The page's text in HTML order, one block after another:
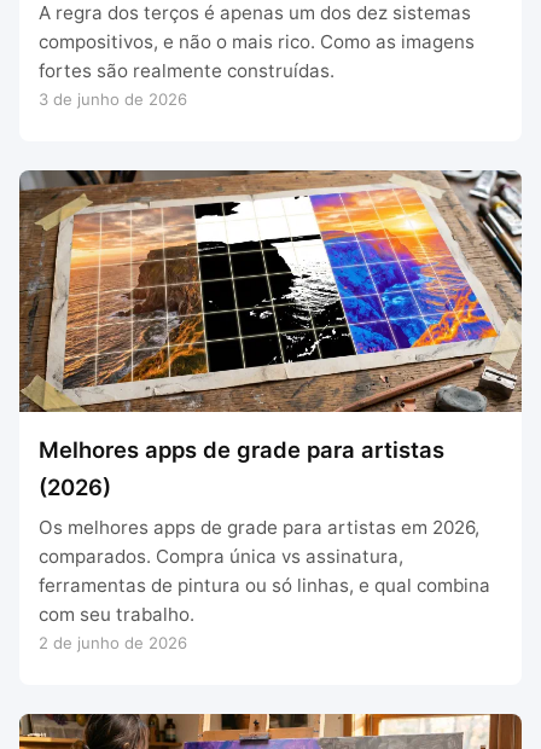
A regra dos terços é apenas um dos dez sistemas
compositivos, e não o mais rico. Como as imagens
fortes são realmente construídas.
3 de junho de 2026
Melhores apps de grade para artistas
(2026)
Os melhores apps de grade para artistas em 2026,
comparados. Compra única vs assinatura,
ferramentas de pintura ou só linhas, e qual combina
com seu trabalho.
2 de junho de 2026